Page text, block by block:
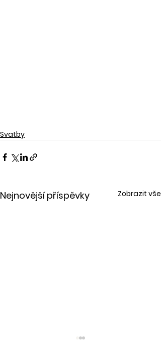
Svatby
Nejnovější příspěvky Zobrazit vše